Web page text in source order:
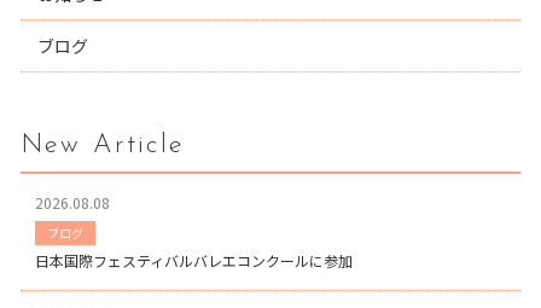
ブログ
New Article
2026.08.08
ブログ
日本国際フェスティバルバレエコンクールに参加